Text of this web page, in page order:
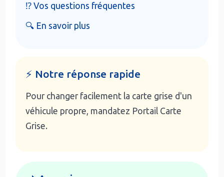
⁉️ Vos questions fréquentes
🔍 En savoir plus
⚡ Notre réponse rapide
Pour changer facilement la carte grise d'un
véhicule propre, mandatez Portail Carte
Grise.